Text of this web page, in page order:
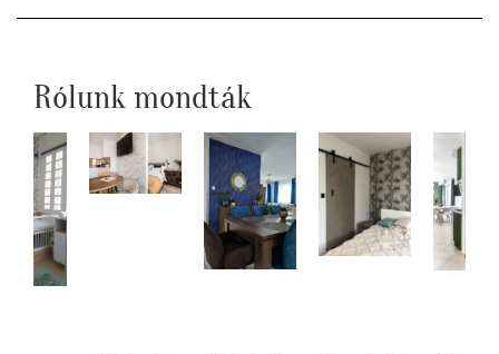
Rólunk mondták